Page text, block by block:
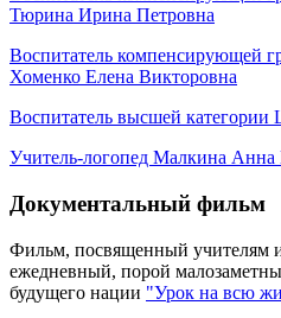
Тюрина Ирина Петровна
Воспитатель компенсирующей
Хоменко Елена Викторовна
Воспитатель высшей
Учитель-логопед Малкина Анна
Документальный фильм
Фильм, посвященный учителям
ежедневный, порой
будущего нации "Урок на всю